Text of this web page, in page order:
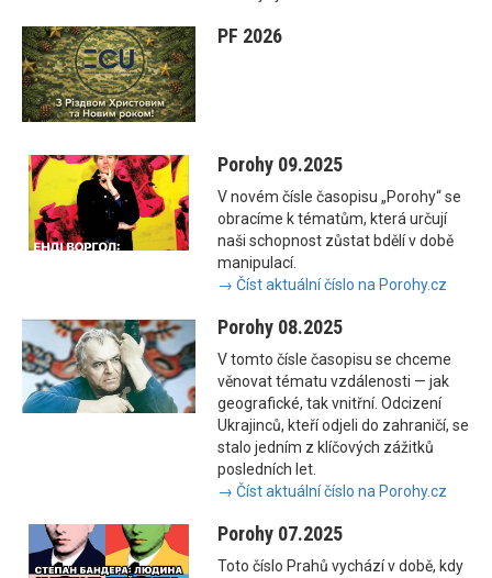
PF 2026
Porohy 09.2025
V novém čísle časopisu „Porohy“ se
obracíme k tématům, která určují
naši schopnost zůstat bdělí v době
manipulací.
→ Číst aktuální číslo na Porohy.cz
Porohy 08.2025
V tomto čísle časopisu se chceme
věnovat tématu vzdálenosti — jak
geografické, tak vnitřní. Odcizení
Ukrajinců, kteří odjeli do zahraničí, se
stalo jedním z klíčových zážitků
posledních let.
→ Číst aktuální číslo na Porohy.cz
Porohy 07.2025
Toto číslo Prahů vychází v době, kdy